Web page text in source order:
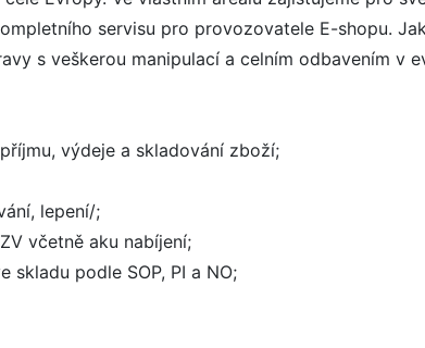
servisu pro provozovatele E-shopu.
s veškerou manipulací a celním odbavením v
výdeje a skladování zboží;
lepení/;
včetně aku nabíjení;
podle SOP, PI a NO;